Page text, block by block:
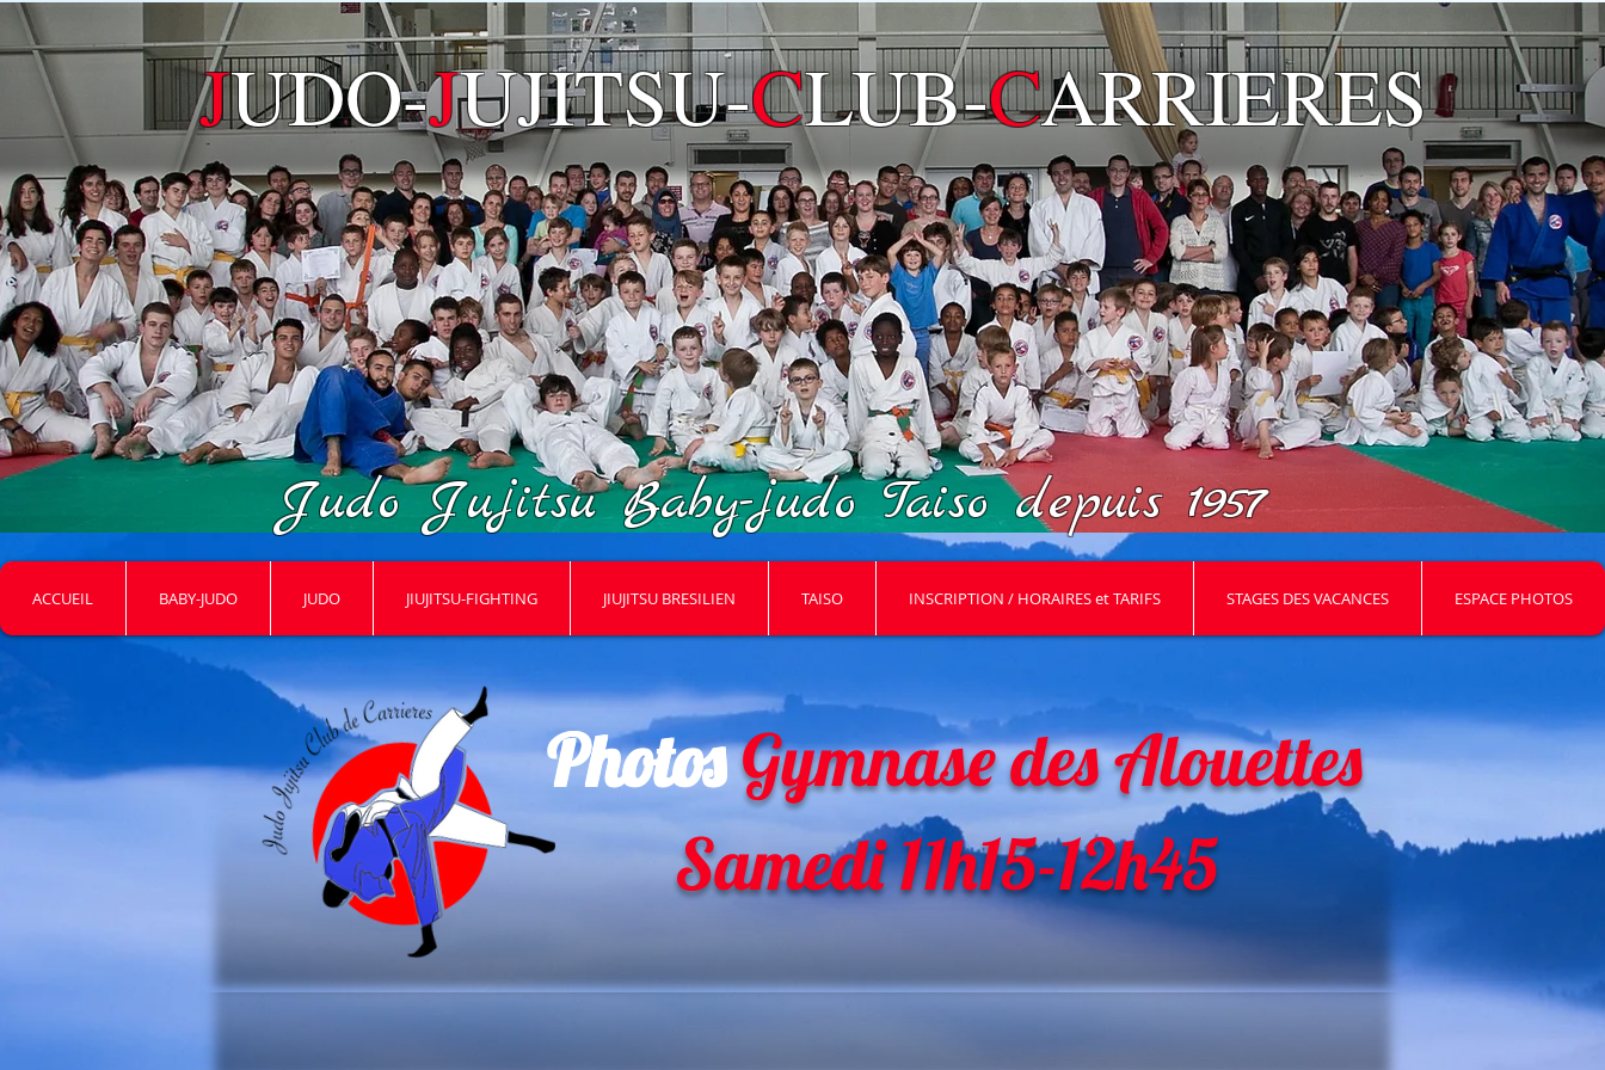
JUDO-JUJITSU-CLUB-CARRIERES
Judo Jujitsu Baby-judo Taiso depuis 1957
ACCUEIL BABY-JUDO JUDO JIUJITSU-FIGHTING JIUJITSU BRESILIEN TAISO INSCRIPTION / HORAIRES et TARIFS STAGES DES VACANCES ESPACE PHOTOS
PhotosGymnase des Alouettes
Samedi 11h15-12h45